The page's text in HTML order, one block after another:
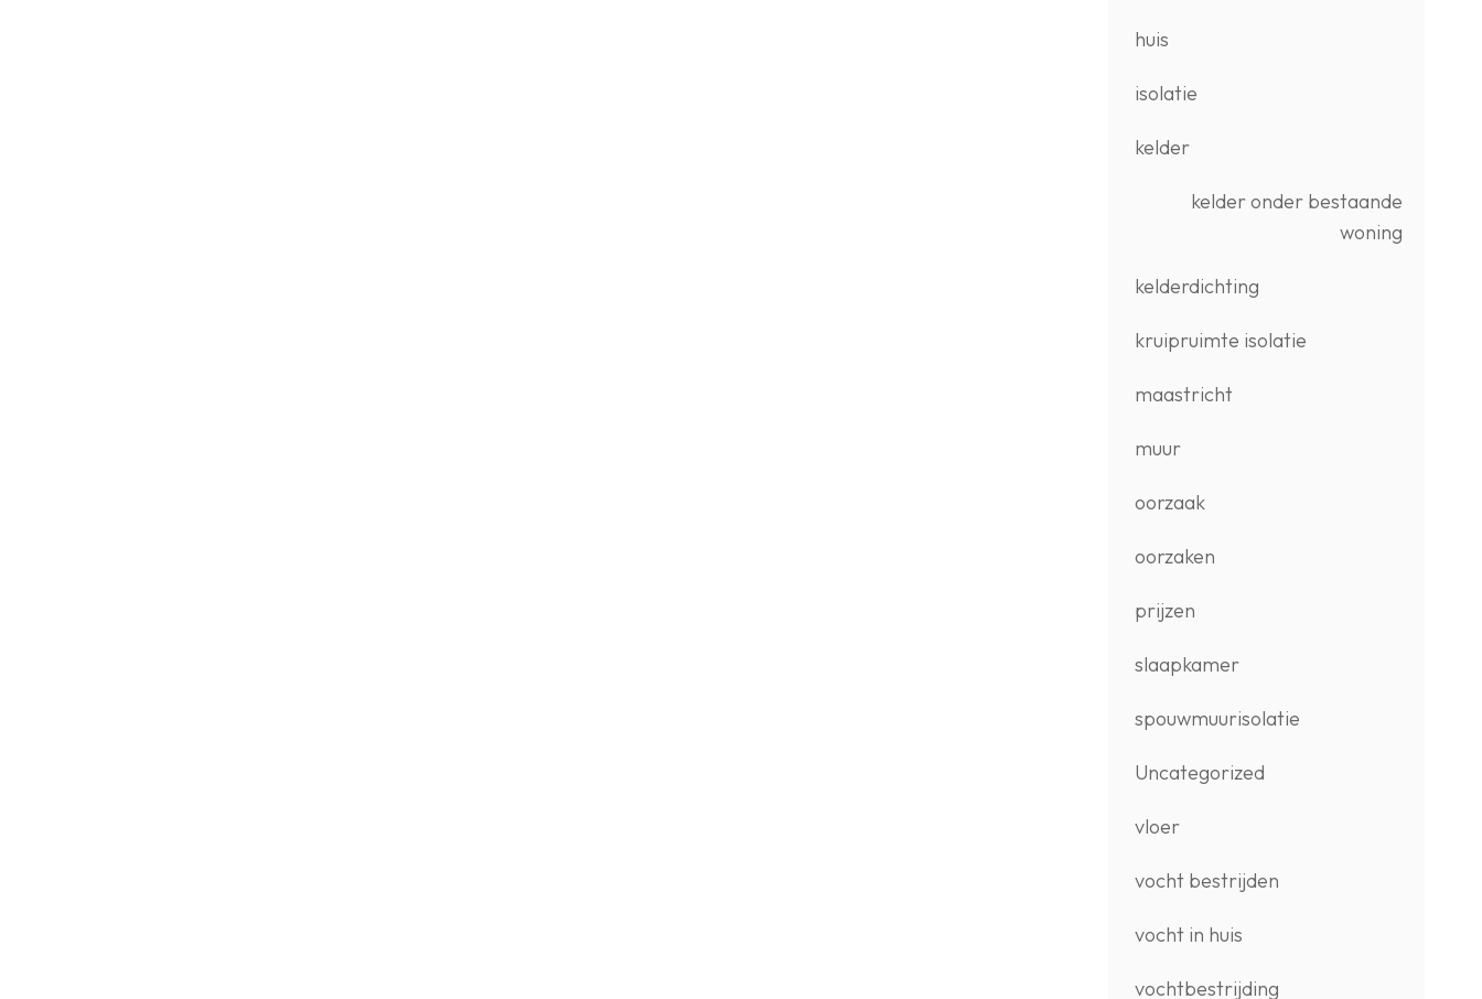
huis
isolatie
kelder
kelder onder bestaande
woning
kelderdichting
kruipruimte isolatie
maastricht
muur
oorzaak
oorzaken
prijzen
slaapkamer
spouwmuurisolatie
Uncategorized
vloer
vocht bestrijden
vocht in huis
vochtbestrijding